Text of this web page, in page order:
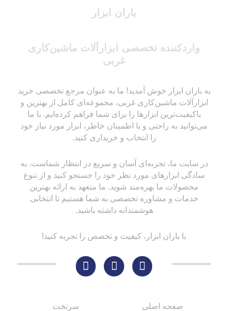
باران ابزار
واردکننده تخصصی ابزارآلات ماشین‌کاری
غربی
به باران ابزار خوش آمدید! ما به عنوان مرجع تخصصی خرید
ابزارآلات ماشین‌کاری غربی، مجموعه‌ای کامل از بهترین و
باکیفیت‌ترین ابزارها را برای شما فراهم کرده‌ایم. با ما
می‌توانید به راحتی و با اطمینان خاطر، ابزار مورد نیاز خود
را انتخاب و خریداری کنید.
در سایت ما، تجربه‌ای آسان و سریع در انتظار شماست. به
سادگی ابزارهای مورد نظر خود را جستجو کنید و از تنوع
محصولات ما بهره‌مند شوید. ما متعهد به ارائه بهترین
خدمات و مشاوره تخصصی به شما هستیم تا انتخابی
هوشمندانه داشته باشید.
با باران ابزار، کیفیت و تخصص را تجربه کنید!
صفحه اصلی
سرتخت